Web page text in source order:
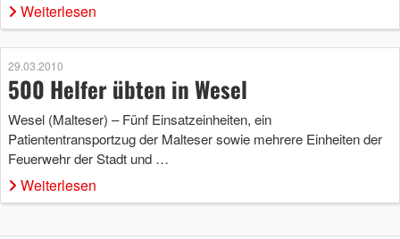
Weiterlesen
29.03.2010
500 Helfer übten in Wesel
Wesel (Malteser) – Fünf Einsatzeinheiten, ein
Patiententransportzug der Malteser sowie mehrere Einheiten der
Feuerwehr der Stadt und …
Weiterlesen